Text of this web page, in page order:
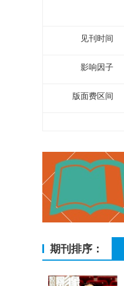
见刊时间
影响因子
版面费区间
期刊排序：